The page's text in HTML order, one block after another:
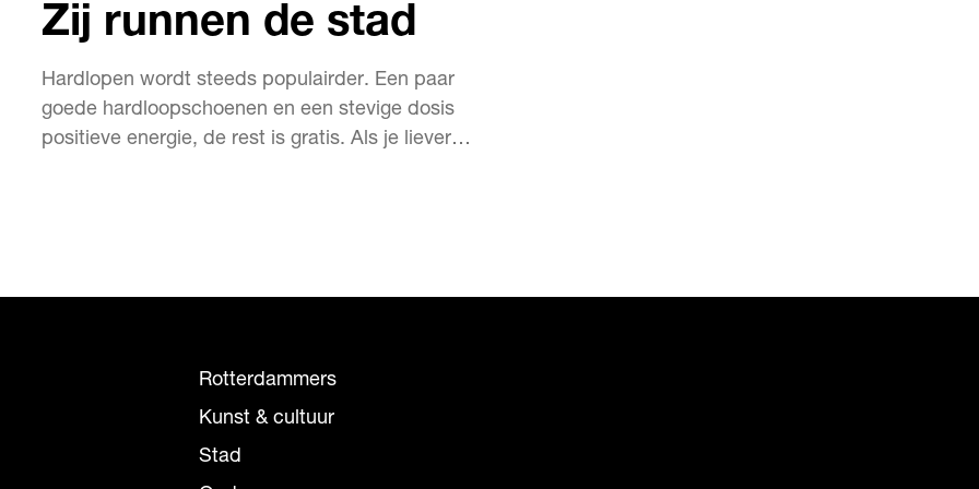
Zij runnen de stad
Hardlopen wordt steeds populairder. Een paar
goede hardloopschoenen en een stevige dosis
positieve energie, de rest is gratis. Als je liever
Rotterdammers
Kunst & cultuur
Stad